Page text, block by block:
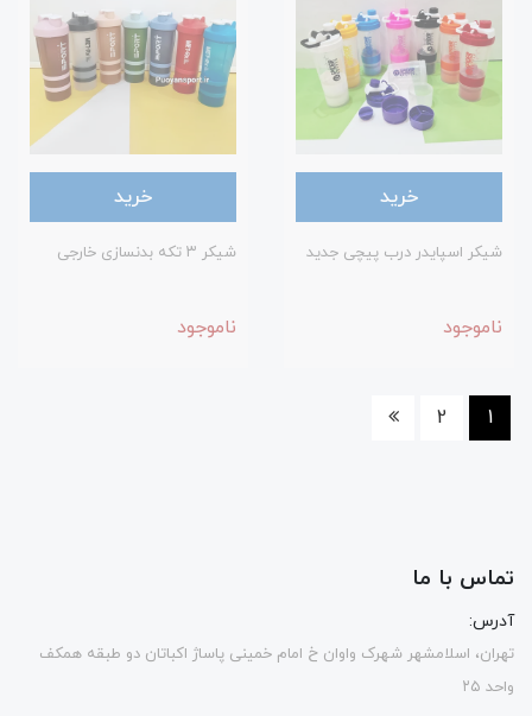
خرید
شیکر اسپایدر درب پیچی جدید
ناموجود
خرید
شیکر ۳ تکه بدنسازی خارجی
ناموجود
1
2
تماس با ما
آدرس:
تهران، اسلامشهر شهرک واوان خ امام خمینی پاساژ اکباتان دو طبقه همکف
واحد ۲۵